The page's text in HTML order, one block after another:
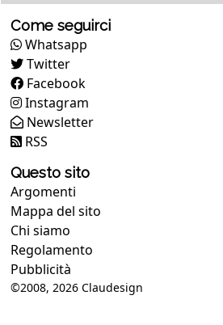
Come seguirci
Whatsapp
Twitter
Facebook
Instagram
Newsletter
RSS
Questo sito
Argomenti
Mappa del sito
Chi siamo
Regolamento
Pubblicità
©2008, 2026 Claudesign